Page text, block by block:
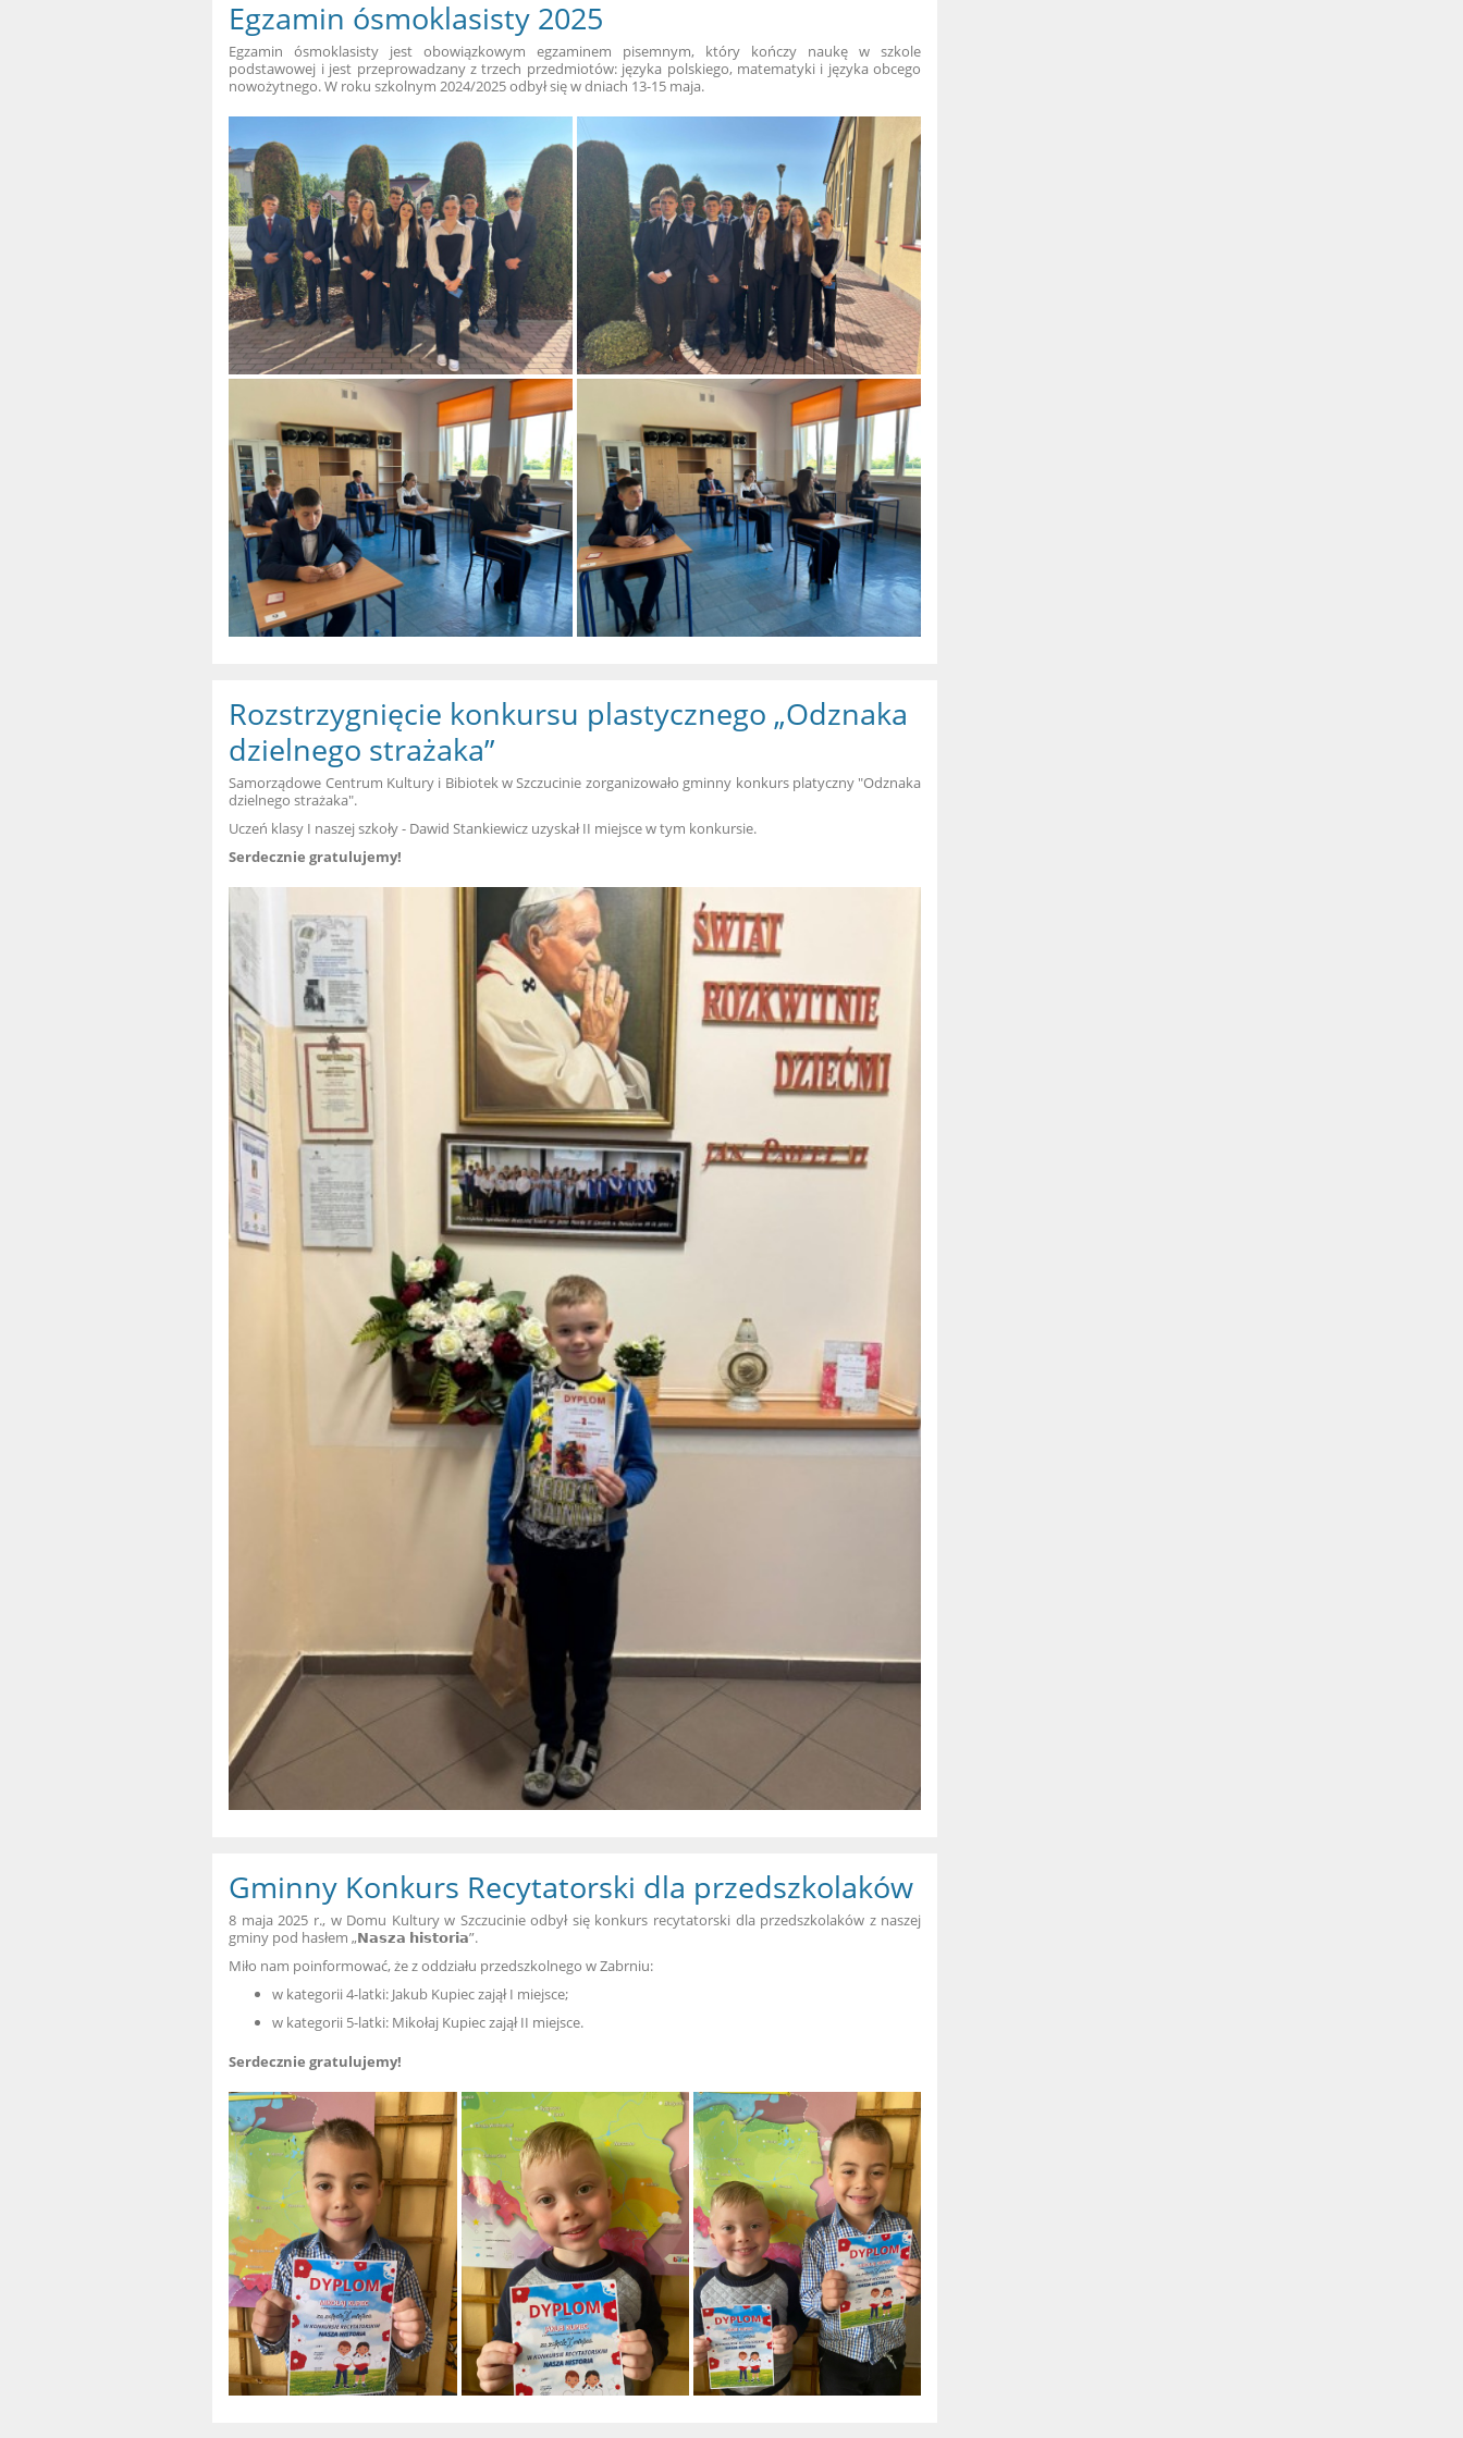
Egzamin ósmoklasisty 2025
Egzamin ósmoklasisty jest obowiązkowym egzaminem pisemnym, który kończy naukę w szkole
podstawowej i jest przeprowadzany z trzech przedmiotów: języka polskiego, matematyki i języka obcego
nowożytnego.W roku szkolnym 2024/2025 odbył się w dniach 13-15 maja.
Rozstrzygnięcie konkursu plastycznego „Odznaka
dzielnego strażaka”
Samorządowe Centrum Kultury i Bibiotek w Szczucinie zorganizowało gminny konkurs platyczny "Odznaka
dzielnego strażaka".
Uczeń klasy I naszej szkoły - Dawid Stankiewicz uzyskał II miejsce w tym konkursie.
Serdecznie gratulujemy!
Gminny Konkurs Recytatorski dla przedszkolaków
8 maja 2025 r., w Domu Kultury w Szczucinie odbył się konkurs recytatorski dla przedszkolaków z naszej
gminy pod hasłem „𝗡𝗮𝘀𝘇𝗮 𝗵𝗶𝘀𝘁𝗼𝗿𝗶𝗮”.
Miło nam poinformować, że z oddziału przedszkolnego w Zabrniu:
w kategorii 4-latki: Jakub Kupiec zajął I miejsce;
w kategorii 5-latki: Mikołaj Kupiec zajął II miejsce.
Serdecznie gratulujemy!